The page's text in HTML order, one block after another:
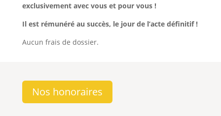
exclusivement avec vous et pour vous !
Il est rémunéré au succès, le jour de l’acte définitif !
Aucun frais de dossier.
Nos honoraires